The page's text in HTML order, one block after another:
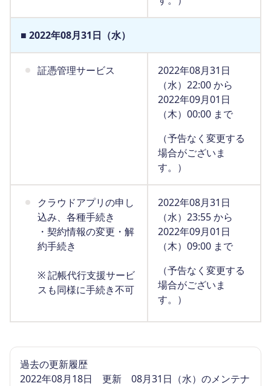
■ 2022年08月31日（水）
証憑管理サービス
2022年08月31日
（水）22:00 から
2022年09月01日
（木）00:00 まで
（予告なく変更する
場合がございま
す。）
クラウドアプリの申し
込み、各種手続き
・契約情報の変更・解
約手続き
※ 記帳代行支援サービ
スも同様に手続き不可
2022年08月31日
（水）23:55 から
2022年09月01日
（木）09:00 まで
（予告なく変更する
場合がございま
す。）
過去の更新履歴
2022年08月18日 更新 08月31日（水） のメンテナ